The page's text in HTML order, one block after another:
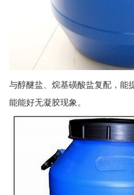
与醇醚盐、烷基磺酸盐复配，能
能能好无凝胶现象。